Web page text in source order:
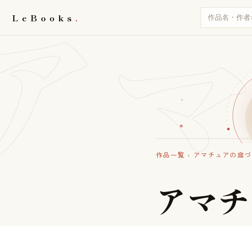
LeBooks
作品一覧 › アマチュアの庭
アマチ